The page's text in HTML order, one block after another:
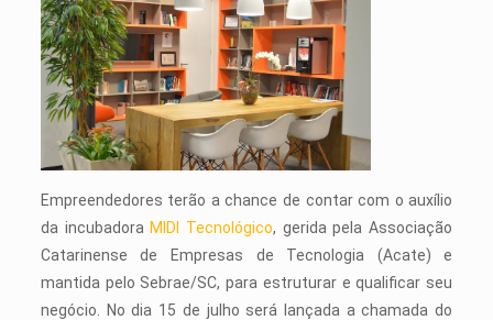
Empreendedores terão a chance de contar com o auxílio
da incubadoraMIDI Tecnológico, gerida pela Associação
Catarinense de Empresas de Tecnologia (Acate) e
mantida pelo Sebrae/SC, para estruturar e qualificar seu
negócio. No dia 15 de julho será lançada a chamada do